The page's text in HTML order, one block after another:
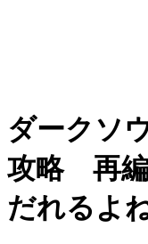
ダークソ
攻略 再
だれるよ